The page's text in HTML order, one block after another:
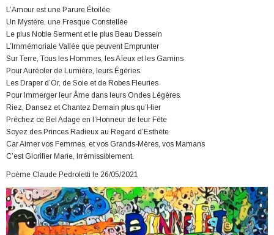
L’Amour est une Parure Étoilée
Un Mystère, une Fresque Constellée
Le plus Noble Serment et le plus Beau Dessein
L’Immémoriale Vallée que peuvent Emprunter
Sur Terre, Tous les Hommes, les Aïeux et les Gamins
Pour Auréoler de Lumière, leurs Égéries
Les Draper d’Or, de Soie et de Robes Fleuries
Pour Immerger leur Âme dans leurs Ondes Légères.
Riez, Dansez et Chantez Demain plus qu’Hier
Prêchez ce Bel Adage en l’Honneur de leur Fête
Soyez des Princes Radieux au Regard d’Esthète
Car Aimer vos Femmes, et vos Grands-Mères, vos Mamans
C’est Glorifier Marie, Irrémissiblement.
Poème Claude Pedroletti le 26/05/2021